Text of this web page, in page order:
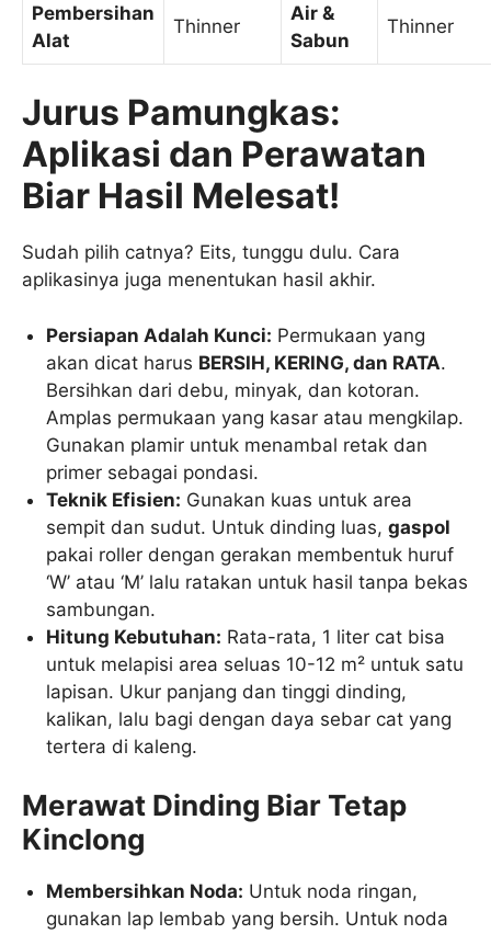
Pembersihan
Alat
Thinner
Air &
Sabun
Thinner
Jurus Pamungkas:
Aplikasi dan Perawatan
Biar Hasil Melesat!
Sudah pilih catnya? Eits, tunggu dulu. Cara
aplikasinya juga menentukan hasil akhir.
Persiapan Adalah Kunci: Permukaan yang
akan dicat harus BERSIH, KERING, dan RATA.
Bersihkan dari debu, minyak, dan kotoran.
Amplas permukaan yang kasar atau mengkilap.
Gunakan plamir untuk menambal retak dan
primer sebagai pondasi.
Teknik Efisien: Gunakan kuas untuk area
sempit dan sudut. Untuk dinding luas,gaspol
pakai roller dengan gerakan membentuk huruf
‘W’ atau ‘M’ lalu ratakan untuk hasil tanpa bekas
sambungan.
Hitung Kebutuhan: Rata-rata, 1 liter cat bisa
untuk melapisi area seluas 10-12 m² untuk satu
lapisan. Ukur panjang dan tinggi dinding,
kalikan, lalu bagi dengan daya sebar cat yang
tertera di kaleng.
Merawat Dinding Biar Tetap
Kinclong
Membersihkan Noda: Untuk noda ringan,
gunakan lap lembab yang bersih. Untuk noda